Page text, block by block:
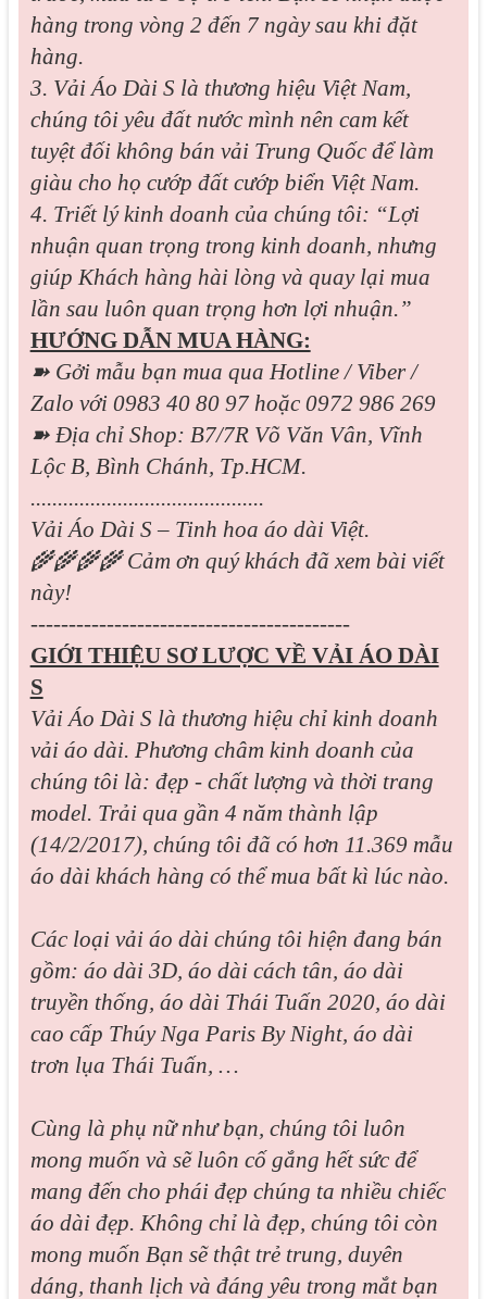
hàng trong vòng 2 đến 7 ngày sau khi đặt
hàng.
3. Vải Áo Dài S là thương hiệu Việt Nam,
chúng tôi yêu đất nước mình nên cam kết
tuyệt đối không bán vải Trung Quốc để làm
giàu cho họ cướp đất cướp biển Việt Nam.
4. Triết lý kinh doanh của chúng tôi: “Lợi
nhuận quan trọng trong kinh doanh, nhưng
giúp Khách hàng hài lòng và quay lại mua
lần sau luôn quan trọng hơn lợi nhuận.”
HƯỚNG DẪN MUA HÀNG:
➽ Gởi mẫu bạn mua qua Hotline / Viber /
Zalo với 0983 40 80 97 hoặc 0972 986 269
➽ Địa chỉ Shop: B7/7R Võ Văn Vân, Vĩnh
Lộc B, Bình Chánh, Tp.HCM.
...........................................
Vải Áo Dài S – Tinh hoa áo dài Việt.
🌾🌾🌾🌾 Cảm ơn quý khách đã xem bài viết
này!
------------------------------------------
GIỚI THIỆU SƠ LƯỢC VỀ VẢI ÁO DÀI
S
Vải Áo Dài S là thương hiệu chỉ kinh doanh
vải áo dài. Phương châm kinh doanh của
chúng tôi là: đẹp - chất lượng và thời trang
model. Trải qua gần 4 năm thành lập
(14/2/2017), chúng tôi đã có hơn 11.369 mẫu
áo dài khách hàng có thể mua bất kì lúc nào.
Các loại vải áo dài chúng tôi hiện đang bán
gồm: áo dài 3D, áo dài cách tân, áo dài
truyền thống, áo dài Thái Tuấn 2020, áo dài
cao cấp Thúy Nga Paris By Night, áo dài
trơn lụa Thái Tuấn, …
Cùng là phụ nữ như bạn, chúng tôi luôn
mong muốn và sẽ luôn cố gắng hết sức để
mang đến cho phái đẹp chúng ta nhiều chiếc
áo dài đẹp. Không chỉ là đẹp, chúng tôi còn
mong muốn Bạn sẽ thật trẻ trung, duyên
dáng, thanh lịch và đáng yêu trong mắt bạn